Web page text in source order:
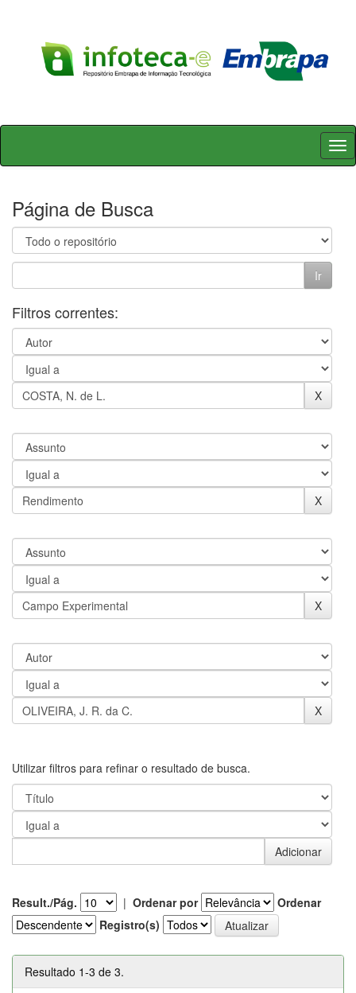
Skip
Página de Busca
Filtros correntes:
Utilizar filtros para refinar o resultado de busca.
Result./Pág. | Ordenar por
Ordenar
Registro(s)
Resultado 1-3 de 3.